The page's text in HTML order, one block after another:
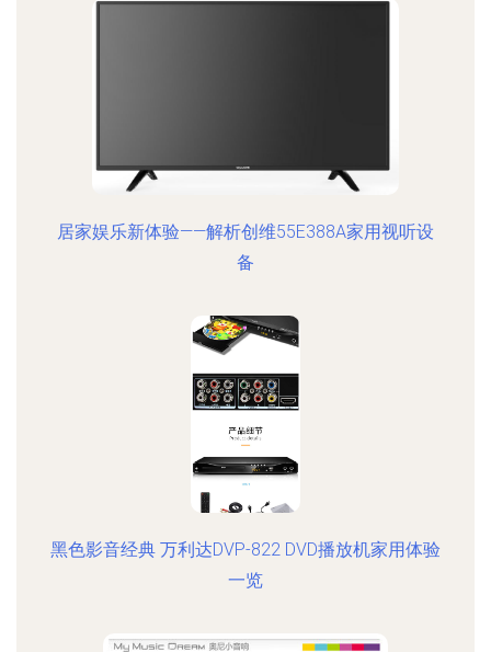
居家娱乐新体验——解析创维55E388A家用视听设
备
黑色影音经典 万利达DVP-822 DVD播放机家用体验
一览